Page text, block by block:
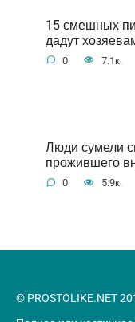
15 смешных
дадут
0 7.1к.
Люди сумели
прожившего
0 5.9к.
© PROSTOLIKE.NET